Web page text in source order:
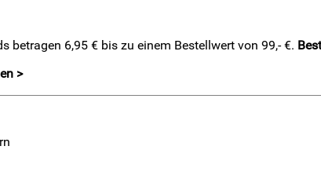
betragen 6,95 € bis zu einem Bestellwert von 99,- €.
>